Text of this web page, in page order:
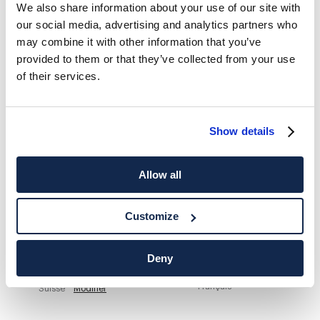
We also share information about your use of our site with
our social media, advertising and analytics partners who
may combine it with other information that you’ve
provided to them or that they’ve collected from your use
of their services.
Show details
Allow all
Customize
Deny
HACKETT NEWSLETTER
PROFITEZ DE10%DE RÉDUCTION SUR VOTRE PREMIER
ACHAT
évènements.
Suisse Modifier Français